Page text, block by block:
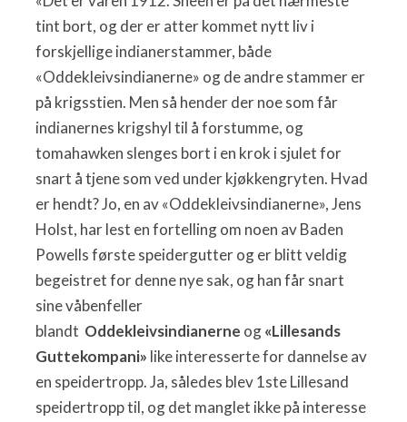
tint bort, og der er atter kommet nytt liv i
forskjellige indianerstammer, både
«Oddekleivsindianerne» og de andre stammer er
på krigsstien. Men så hender der noe som får
indianernes krigshyl til å forstumme, og
tomahawken slenges bort i en krok i sjulet for
snart å tjene som ved under kjøkkengryten. Hvad
er hendt? Jo, en av «Oddekleivsindianerne», Jens
Holst, har lest en fortelling om noen av Baden
Powells første speidergutter og er blitt veldig
begeistret for denne nye sak, og han får snart
sine våbenfeller
blandt Oddekleivsindianerne og«Lillesands
Guttekompani» like interesserte for dannelse av
en speidertropp. Ja, således blev 1ste Lillesand
speidertropp til, og det manglet ikke på interesse